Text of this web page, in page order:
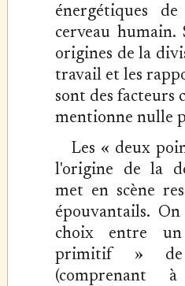
énergétiques
cerveau humain.
origines de la
travail et les
sont des facteurs
mentionne nulle
Les « deux
l'origine de la
met en scène
épouvantails.
choix entre
primitif »